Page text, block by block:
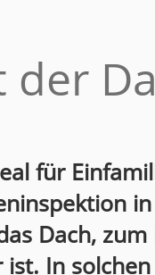
der
für
Dach,
In